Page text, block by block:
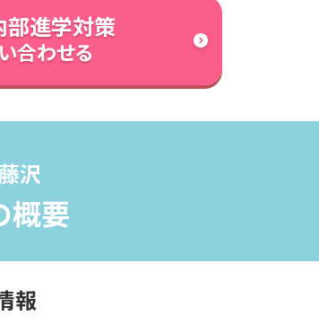
部進学対策
合わせる
沢
概要
報